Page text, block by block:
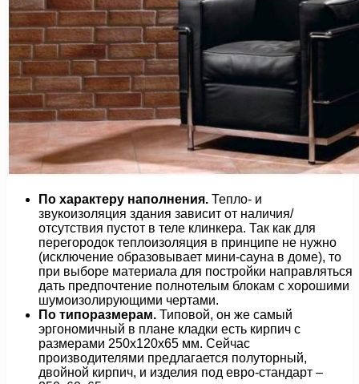
По характеру наполнения. Тепло- и
звукоизоляция здания зависит от наличия/
отсутствия пустот в теле клинкера. Так как для
перегородок теплоизоляция в принципе не нужно
(исключение образовывает мини-сауна в доме), то
при выборе материала для постройки направляться
дать предпочтение полнотелым блокам с хорошими
шумоизолирующими чертами.
По типоразмерам. Типовой, он же самый
эргономичный в плане кладки есть кирпич с
размерами 250х120х65 мм. Сейчас
производителями предлагается полуторный,
двойной кирпич, и изделия под евро-стандарт –